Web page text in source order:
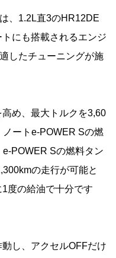
、1.2L直3のHR12DE
にも搭載されるエンジ
したチューニングが施
高め、最大トルクを3,60
ートe-POWER Sの燃
POWER Sの燃料タン
の走行が可能と
度の給油で十分です
し、アクセルOFFだけ